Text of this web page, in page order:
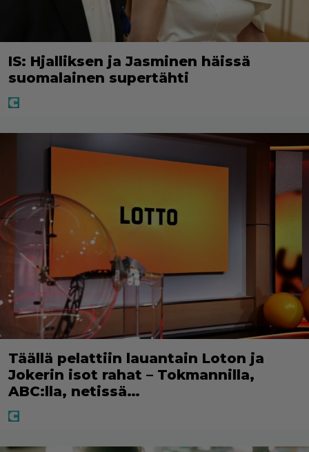
IS: Hjalliksen ja Jasminen häissä
suomalainen supertähti
Täällä pelattiin lauantain Loton ja
Jokerin isot rahat – Tokmannilla,
ABC:lla, netissä…